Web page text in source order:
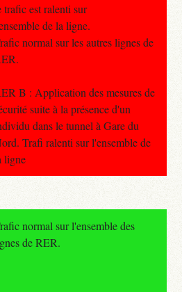
trafic est ralenti sur
de la ligne.
normal sur les autres lignes de
B : Application des mesures de
suite à la présence d'un
dans le tunnel à Gare du
Trafi ralenti sur l'ensemble de
ligne
normal sur l'ensemble des
de RER.